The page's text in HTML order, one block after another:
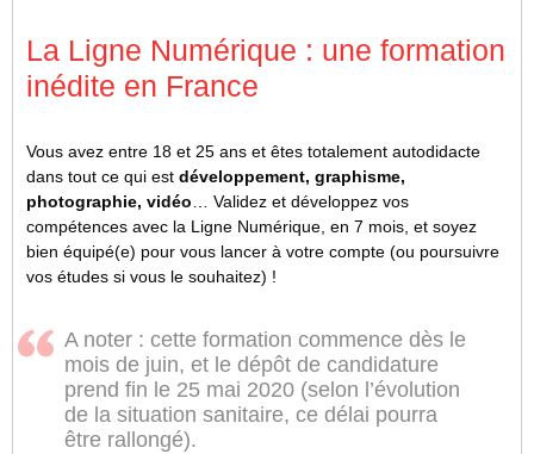
La Ligne Numérique : une formation
inédite en France
Vous avez entre 18 et 25 ans et êtes totalement autodidacte
dans tout ce qui est développement, graphisme,
photographie, vidéo … Validez et développez vos
compétences avec la Ligne Numérique, en 7 mois, et soyez
bien équipé(e) pour vous lancer à votre compte (ou poursuivre
vos études si vous le souhaitez) !
A noter : cette formation commence dès le
mois de juin, et le dépôt de candidature
prend fin le 25 mai 2020 (selon l’évolution
de la situation sanitaire, ce délai pourra
être rallongé).